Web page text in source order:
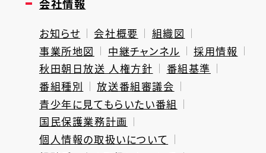
会社情報
お知らせ 会社概要
組織図
事業所地図
中継チャンネル
採用情報
秋田朝日放送 人権方針
番組基準
番組種別
放送番組審議会
青少年に見てもらいたい番組
国民保護業務計画
個人情報の取扱いについて